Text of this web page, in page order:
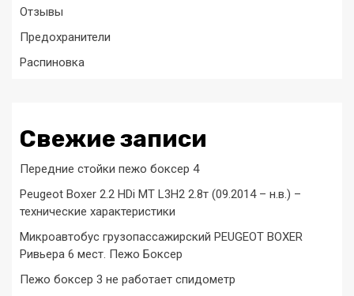
Отзывы
Предохранители
Распиновка
Свежие записи
Передние стойки пежо боксер 4
Peugeot Boxer 2.2 HDi MT L3H2 2.8т (09.2014 – н.в.) –
технические характеристики
Микроавтобус грузопассажирский PEUGEOT BOXER
Ривьера 6 мест. Пежо Боксер
Пежо боксер 3 не работает спидометр